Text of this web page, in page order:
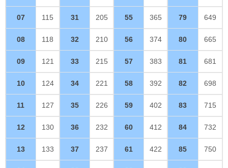
07 115 31 205 55 365 79 649
08 118 32 210 56 374 80 665
09 121 33 215 57 383 81 681
10 124 34 221 58 392 82 698
11 127 35 226 59 402 83 715
12 130 36 232 60 412 84 732
13 133 37 237 61 422 85 750